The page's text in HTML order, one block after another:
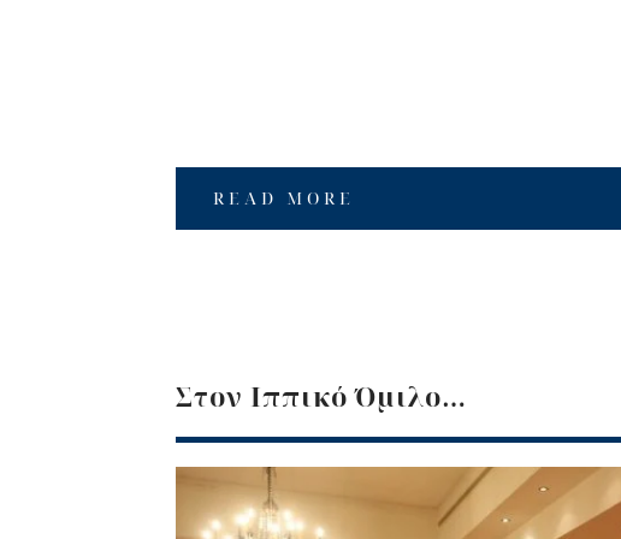
READ MORE
Στον Ιππικό Όμιλο…